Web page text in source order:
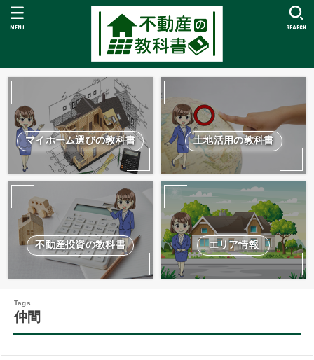
SEARCH
MENU
マイホーム選びの教科書 土地活用の教科書
不動産投資の教科書 エリア情報
仲間